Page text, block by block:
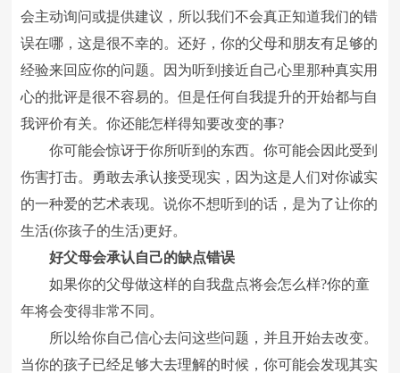
会主动询问或提供建议，所以我们不会真正知道我们的错
误在哪，这是很不幸的。还好，你的父母和朋友有足够的
经验来回应你的问题。因为听到接近自己心里那种真实用
心的批评是很不容易的。但是任何自我提升的开始都与自
我评价有关。你还能怎样得知要改变的事?
你可能会惊讶于你所听到的东西。你可能会因此受到
伤害打击。勇敢去承认接受现实，因为这是人们对你诚实
的一种爱的艺术表现。说你不想听到的话，是为了让你的
生活(你孩子的生活)更好。
好父母会承认自己的缺点错误
如果你的父母做这样的自我盘点将会怎么样?你的童
年将会变得非常不同。
所以给你自己信心去问这些问题，并且开始去改变。
当你的孩子已经足够大去理解的时候，你可能会发现其实